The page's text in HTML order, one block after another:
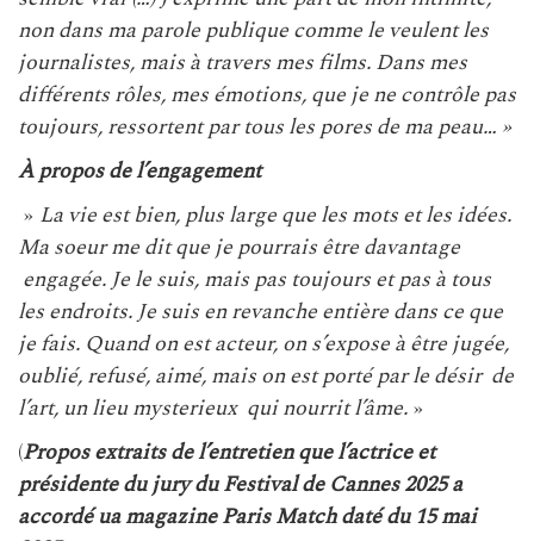
non dans ma parole publique comme le veulent les
journalistes, mais à travers mes films. Dans mes
différents rôles, mes émotions, que je ne contrôle pas
toujours, ressortent par tous les pores de ma peau… »
À propos de l’engagement
» La vie est bien, plus large que les mots et les idées.
Ma soeur me dit que je pourrais être davantage
engagée. Je le suis, mais pas toujours et pas à tous
les endroits. Je suis en revanche entière dans ce que
je fais. Quand on est acteur, on s’expose à être jugée,
oublié, refusé, aimé, mais on est porté par le désir de
l’art, un lieu mysterieux qui nourrit l’âme.»
(Propos extraits de l’entretien que l’actrice et
présidente du jury du Festival de Cannes 2025 a
accordé ua magazine Paris Match daté du 15 mai